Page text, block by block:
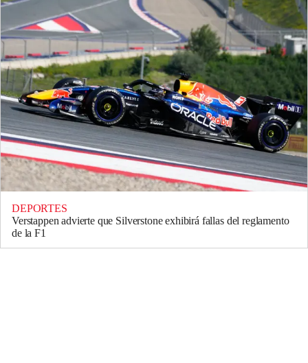
DEPORTES
Verstappen advierte que Silverstone exhibirá fallas del reglamento
de la F1